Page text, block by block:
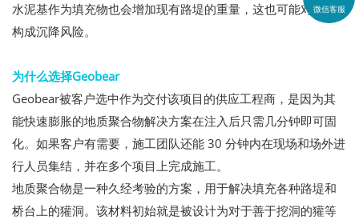
水泥基作为填充物也会增加现有路堤的重量，这也可能对场地
构成沉降风险。
为什么选择Geobear
Geobear被客户选中作为交付该项目的供应工程商，是因为其
能快速膨胀的地质聚合物解决方案在注入后只需几分钟即可固
化。如果客户有需要，施工团队还能 30 分钟内在现场和场外进
行人员集结，并在多个项目上完成施工。
地质聚合物是一种久经考验的方案，用于解决填充各种路堤和
桥台上的獾洞。该材料初始就是被设计为对于善于挖洞的獾等
微信客服